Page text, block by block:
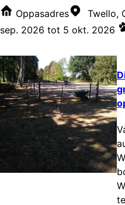
Oppasadres Twello,
sep. 2026 tot 5 okt. 2026